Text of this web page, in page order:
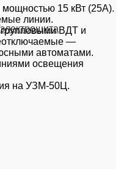
15 кВт (25А).
линии.
ВДТ и
—
автоматами.
освещения
на УЗМ-50Ц.